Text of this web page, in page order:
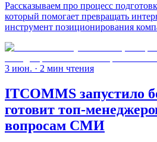
Рассказываем про процесс
который помогает превращать
инструмент позиционирования
3 июн. · 2 мин чтения
ITCOMMS запустило
готовит топ-
вопросам СМИ